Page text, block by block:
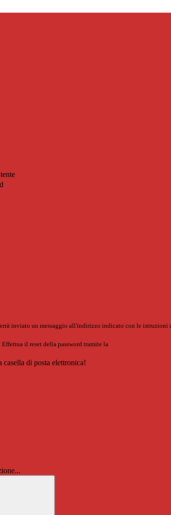
inviato un messaggio all'indirizzo indicato con le istruzioni
il reset della password tramite la
di posta elettronica!